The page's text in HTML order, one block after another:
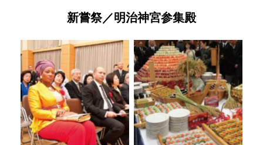
新嘗祭／明治神宮参集殿
No Caption No Caption